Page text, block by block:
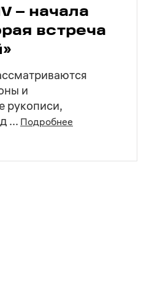
– начала
встреча
и
рукописи,
... Подробнее